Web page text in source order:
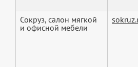
Сокруз, салон мягкой
и офисной мебели